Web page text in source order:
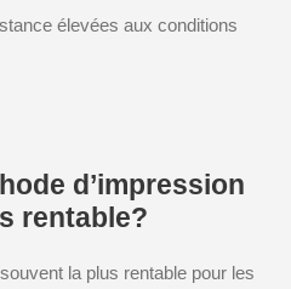
élevées aux conditions
d’impression
rentable?
la plus rentable pour les